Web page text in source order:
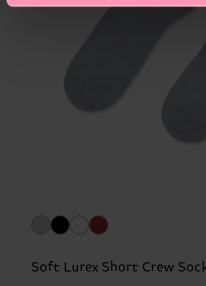
Soft Lurex Short Crew